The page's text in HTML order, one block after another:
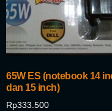
65W ES (notebook 14
dan 15 inch)
Rp333.500